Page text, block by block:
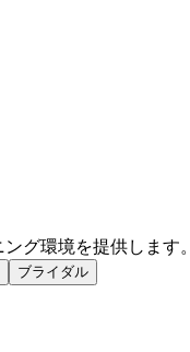
グ環境を提供します。
ブライダル